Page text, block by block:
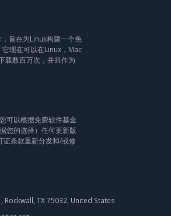
旨在为Linux构建一个免
现在可以在Linux，Mac
载数百万次，并且作为
可以根据免费软件基金
您的选择）任何更新版
证条款重新分发和/或修
Rockwall, TX 75032, United States